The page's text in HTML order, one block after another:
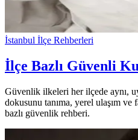
İstanbul İlçe Rehberleri
İlçe Bazlı Güvenli
Güvenlik ilkeleri her ilçede aynı,
dokusunu tanıma, yerel ulaşım
bazlı güvenlik rehberi.